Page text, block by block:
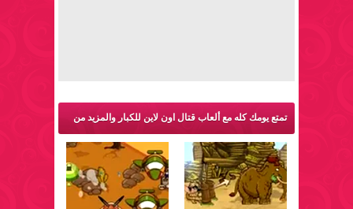
تمتع يومك كله مع ألعاب قتال اون لاين للكبار والمزيد من
ألعاب اكشن: